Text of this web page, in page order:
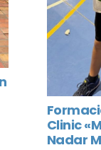
Clinic
Nadar